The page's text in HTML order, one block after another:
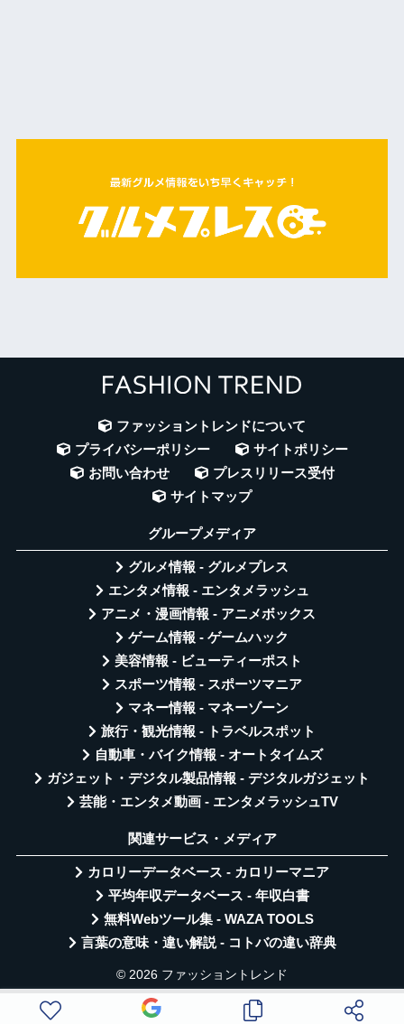
ファッショントレンドについて
プライバシーポリシー
サイトポリシー
お問い合わせ
プレスリリース受付
サイトマップ
グループメディア
グルメ情報 - グルメプレス
エンタメ情報 - エンタメラッシュ
アニメ・漫画情報 - アニメボックス
ゲーム情報 - ゲームハック
美容情報 - ビューティーポスト
スポーツ情報 - スポーツマニア
マネー情報 - マネーゾーン
旅行・観光情報 - トラベルスポット
自動車・バイク情報 - オートタイムズ
ガジェット・デジタル製品情報 - デジタルガジェット
芸能・エンタメ動画 - エンタメラッシュTV
関連サービス・メディア
カロリーデータベース - カロリーマニア
平均年収データベース - 年収白書
無料Webツール集 - WAZA TOOLS
言葉の意味・違い解説 - コトバの違い辞典
© 2026 ファッショントレンド